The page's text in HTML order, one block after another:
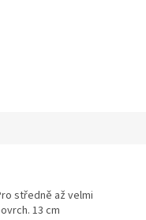
středně až velmi
13 cm